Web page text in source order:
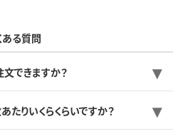
ある質問
できますか？
りいくらくらいですか？